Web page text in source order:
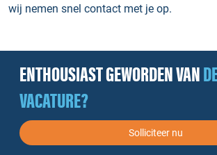
wij nemen snel contact met je op.
ENTHOUSIAST GEWORDEN VAN
VACATURE?
Solliciteer nu